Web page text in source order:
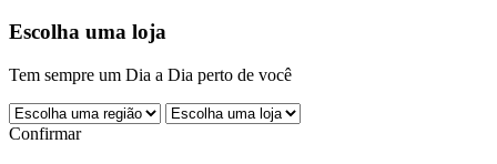
Escolha uma loja
Tem sempre um Dia a Dia perto de você
Confirmar